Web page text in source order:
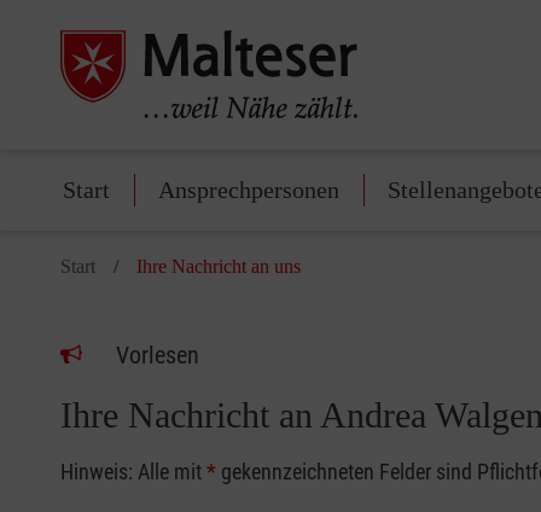
Start Ansprechpersonen
Start Ihre Nachricht an uns
Vorlesen
Ihre Nachricht an Andrea
Hinweis: Alle mit* gekennzeichneten Felder sind